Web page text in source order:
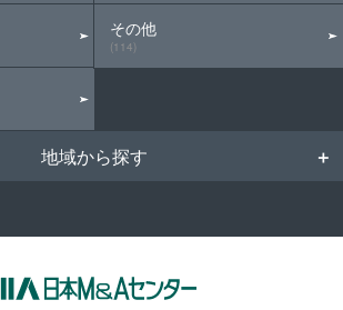
その他
(114)
地域から探す